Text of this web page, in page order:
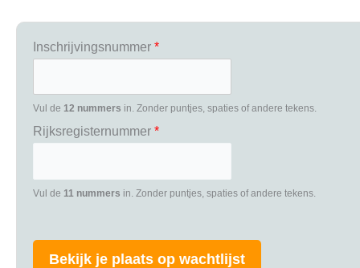
Inschrijvingsnummer *
Vul de 12 nummers in. Zonder puntjes, spaties of andere tekens.
Rijksregisternummer *
Vul de 11 nummers in. Zonder puntjes, spaties of andere tekens.
Bekijk je plaats op wachtlijst